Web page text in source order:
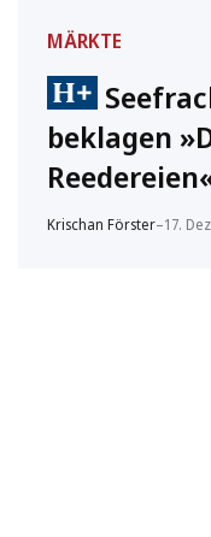
MÄRKTE
beklagen
Krischan Förster–17.